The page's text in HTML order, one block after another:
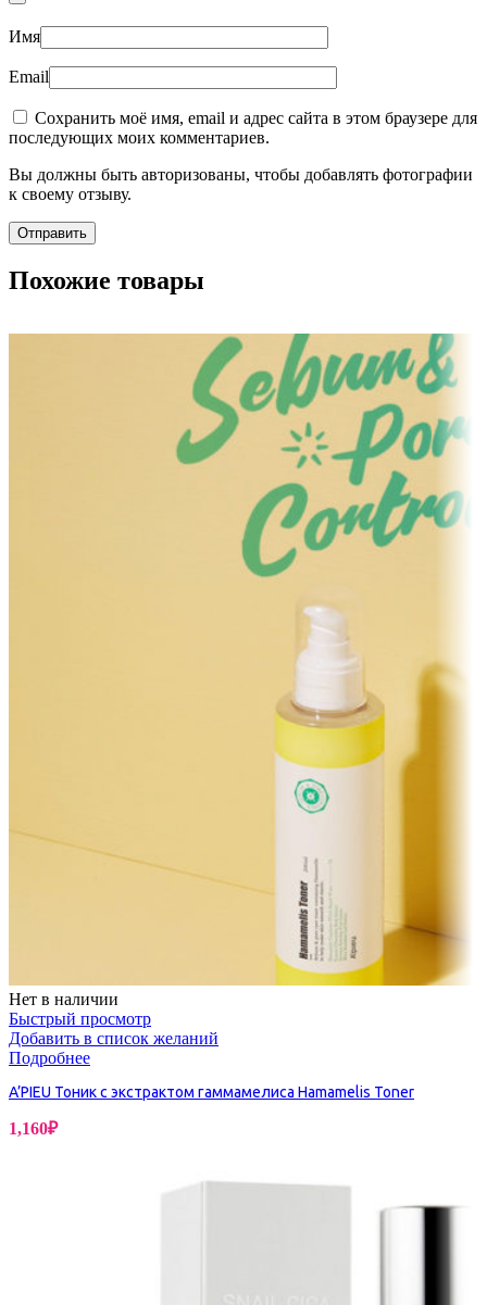
Имя
Email
Сохранить моё имя, email и адрес сайта в этом браузере для
последующих моих комментариев.
Вы должны быть авторизованы, чтобы добавлять фотографии
к своему отзыву.
Похожие товары
Нет в наличии
Быстрый просмотр
Добавить в список желаний
Подробнее
A’PIEU Тоник с экстрактом гаммамелиса Hamamelis Toner
1,160₽